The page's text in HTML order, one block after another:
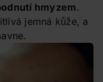
hmyzem.
jemná kůže, a